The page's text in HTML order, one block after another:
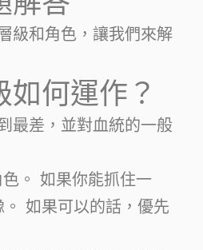
級和角色，讓我們來解
何運作？
最差，並對血統的一般
。 如果你能抓住一
如果可以的話，優先